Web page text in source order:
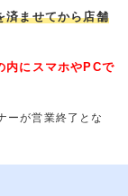
済ませてから店舗
内にスマホやPCで
が営業終了とな